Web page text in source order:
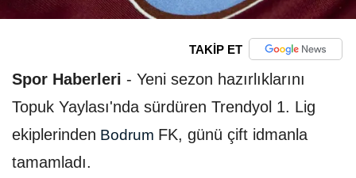
TAKİP ET
Spor Haberleri - Yeni sezon hazırlıklarını
Topuk Yaylası'nda sürdüren Trendyol 1. Lig
ekiplerinden Bodrum FK, günü çift idmanla
tamamladı.